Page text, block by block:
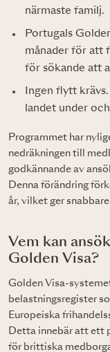
närmaste familj.
Portugals
månader för att
för sökande att
Ingen flytt
landet under
Programmet har
nedräkningen till
godkännande av
Denna förändring
år, vilket ger
Vem kan
Golden Visa?
Golden Visa-
belastningsregister
Europeiska
Detta innebär att ett
för brittiska